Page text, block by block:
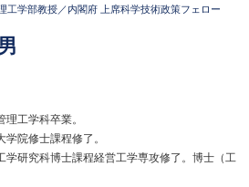
工学部教授／内閣府 上席科学技術政策フェロー
工学科卒業。
院修士課程修了。
学研究科博士課程経営工学専攻修了。博士（工